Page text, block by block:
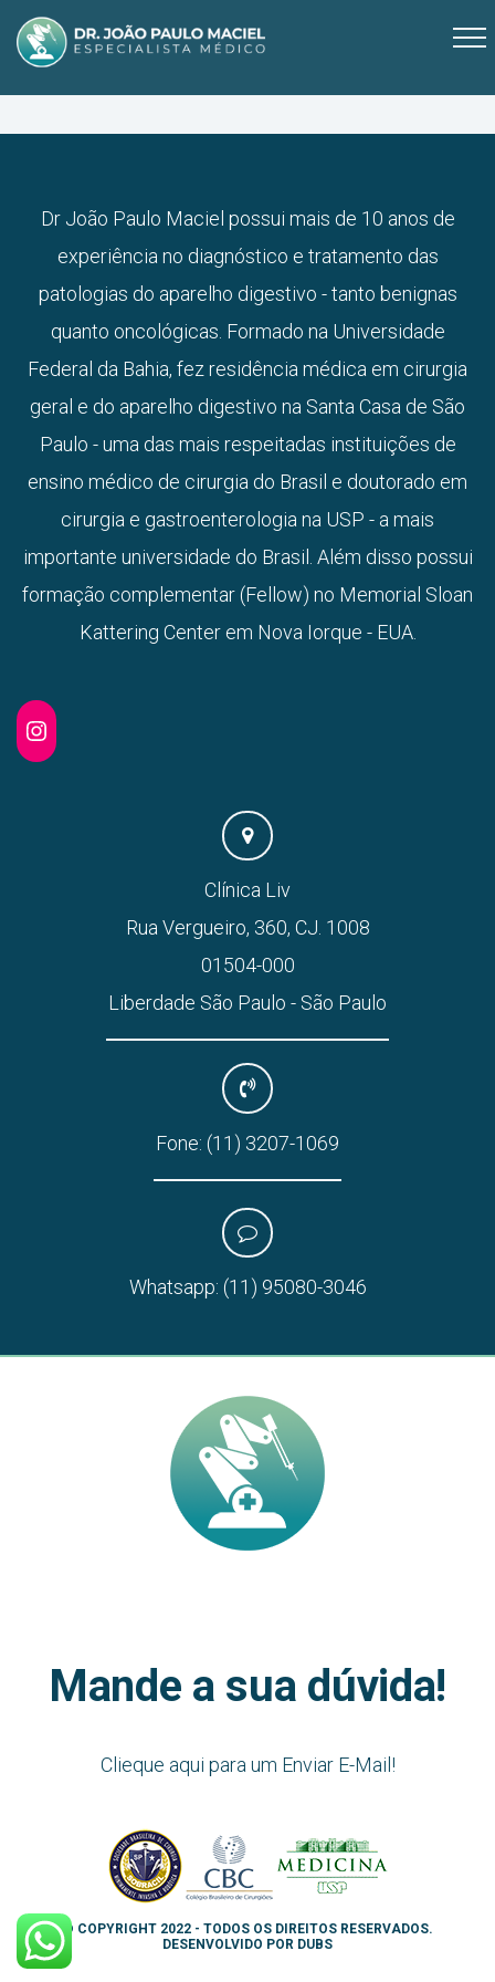
Dr João Paulo Maciel possui mais de 10 anos de
experiência no diagnóstico e tratamento das
patologias do aparelho digestivo - tanto benignas
quanto oncológicas. Formado na Universidade
Federal da Bahia, fez residência médica em cirurgia
geral e do aparelho digestivo na Santa Casa de São
Paulo - uma das mais respeitadas instituições de
ensino médico de cirurgia do Brasil e doutorado em
cirurgia e gastroenterologia na USP - a mais
importante universidade do Brasil. Além disso possui
formação complementar (Fellow) no Memorial Sloan
Kattering Center em Nova Iorque - EUA.
Mande a sua dúvida!
Clieque aqui para um Enviar E-Mail!
©️ COPYRIGHT 2022 - TODOS OS DIREITOS RESERVADOS.
DESENVOLVIDO POR DUBS
Clínica Liv
Rua Vergueiro, 360, CJ. 1008
01504-000
Liberdade São Paulo - São Paulo
Fone: (11) 3207-1069
Whatsapp: (11) 95080-3046